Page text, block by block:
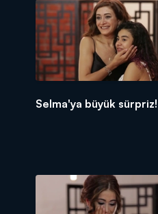
Selma'ya büyük sürpriz!